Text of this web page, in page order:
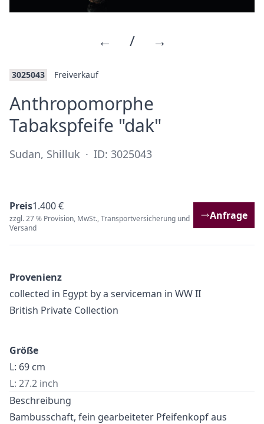
← / →
3025043 Freiverkauf
Anthropomorphe
Tabakspfeife "dak"
Sudan, Shilluk · ID: 3025043
Preis1.400 €
zzgl. 27 % Provision, MwSt., Transportversicherung und
Versand
Anfrage
Provenienz
collected in Egypt by a serviceman in WW II
British Private Collection
Größe
L: 69 cm
L: 27.2 inch
Beschreibung
Bambusschaft, fein gearbeiteter Pfeifenkopf aus